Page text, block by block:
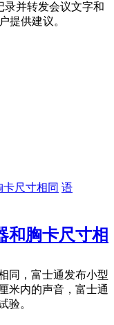
录并转发会议文字和
提供建议。
语
和胸卡尺寸相
同，富士通发布小型
米内的声音，富士通
验。